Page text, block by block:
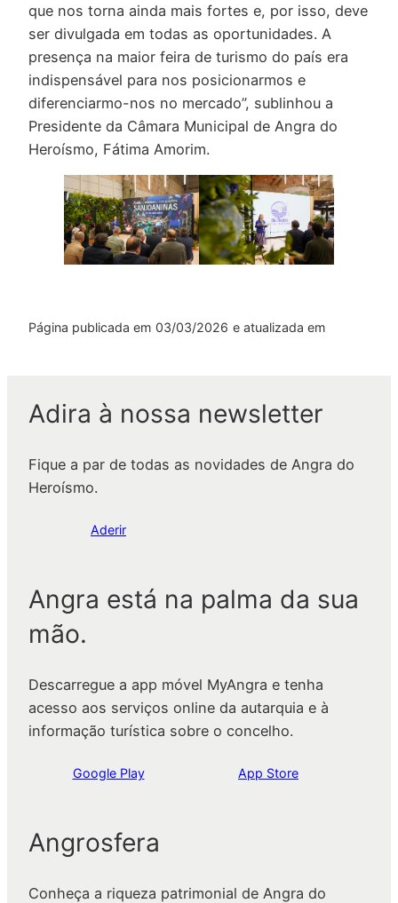
que nos torna ainda mais fortes e, por isso, deve
ser divulgada em todas as oportunidades. A
presença na maior feira de turismo do país era
indispensável para nos posicionarmos e
diferenciarmo-nos no mercado”, sublinhou a
Presidente da Câmara Municipal de Angra do
Heroísmo, Fátima Amorim.
Página publicada em 03/03/2026 e atualizada em
Adira à nossa newsletter
Fique a par de todas as novidades de Angra do
Heroísmo.
Aderir
Angra está na palma da sua
mão.
Descarregue a app móvel MyAngra e tenha
acesso aos serviços online da autarquia e à
informação turística sobre o concelho.
Google Play App Store
Angrosfera
Conheça a riqueza patrimonial de Angra do